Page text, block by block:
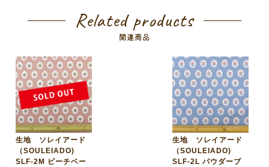
Related products
関連商品
生地 ソレイアード
（SOULEIADO)
SLF-2M ピーチベー
生地 ソレイアード
（SOULEIADO)
SLF-2L パウダーブ